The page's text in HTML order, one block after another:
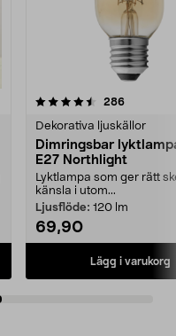
286
Dekorativa ljuskällor
Dimringsbar
E27 Northlight
Lyktlampa som ger rätt
känsla i utom...
Ljusflöde: 120 lm
69,90
Lägg i varukorg
4.5av 5 stjärnor